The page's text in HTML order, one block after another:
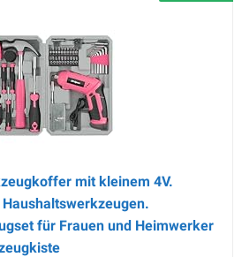
mit kleinem 4V.
für Frauen und Heimwerker